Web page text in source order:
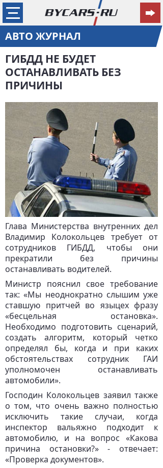
АВТО ЖУРНАЛ
ГИБДД НЕ БУДЕТ
ОСТАНАВЛИВАТЬ БЕЗ
ПРИЧИНЫ
Глава Министерства внутренних дел
Владимир Колокольцев требует от
сотрудников ГИБДД, чтобы они
прекратили без причины
останавливать водителей.
Министр пояснил свое требование
так: «Мы неоднократно слышим уже
ставшую притчей во языцех фразу
«бесцельная остановка».
Необходимо подготовить сценарий,
создать алгоритм, который четко
определял бы, когда и при каких
обстоятельствах сотрудник ГАИ
уполномочен останавливать
автомобили».
Господин Колокольцев заявил также
о том, что очень важно полностью
исключить такие случаи, когда
инспектор вальяжно подходит к
автомобилю, и на вопрос «Какова
причина остановки?» - отвечает:
«Проверка документов».